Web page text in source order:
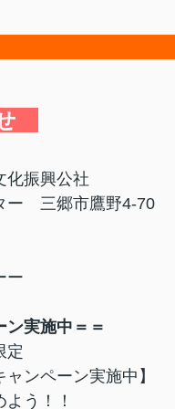
化振興公社
三郷市鷹野4-70
ー
ン実施中＝＝
定
ャンペーン実施中】
う！！